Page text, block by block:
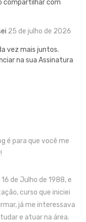
compartilhar com
25 de julho de 2026
vez mais juntos.
na sua Assinatura
é para que você me
de Julho de 1988, e
curso que iniciei
já me interessava
e atuar na área.